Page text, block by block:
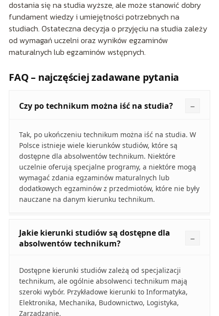
dostania się na studia wyższe, ale może stanowić dobry
fundament wiedzy i umiejętności potrzebnych na
studiach. Ostateczna decyzja o przyjęciu na studia zależy
od wymagań uczelni oraz wyników egzaminów
maturalnych lub egzaminów wstępnych.
FAQ – najczęściej zadawane pytania
Czy po technikum można iść na studia?
Tak, po ukończeniu technikum można iść na studia. W
Polsce istnieje wiele kierunków studiów, które są
dostępne dla absolwentów technikum. Niektóre
uczelnie oferują specjalne programy, a niektóre mogą
wymagać zdania egzaminów maturalnych lub
dodatkowych egzaminów z przedmiotów, które nie były
nauczane na danym kierunku technikum.
Jakie kierunki studiów są dostępne dla
absolwentów technikum?
Dostępne kierunki studiów zależą od specjalizacji
technikum, ale ogólnie absolwenci technikum mają
szeroki wybór. Przykładowe kierunki to Informatyka,
Elektronika, Mechanika, Budownictwo, Logistyka,
Zarządzanie.